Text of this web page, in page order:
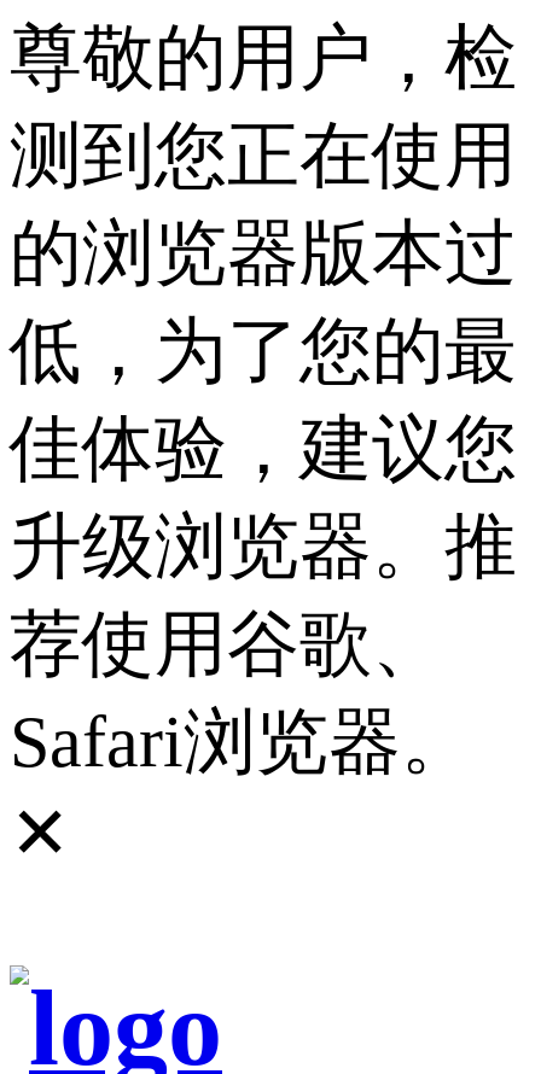
尊敬的用户，检
测到您正在使用
的浏览器版本过
低，为了您的最
佳体验，建议您
升级浏览器。推
荐使用谷歌、
Safari浏览器。
✕